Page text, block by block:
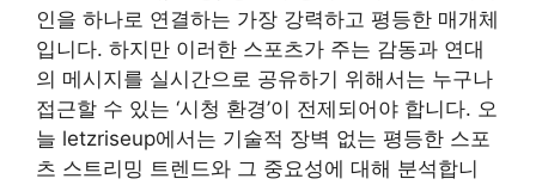
인을 하나로 연결하는 가장 강력하고 평등한 매개체
입니다. 하지만 이러한 스포츠가 주는 감동과 연대
의 메시지를 실시간으로 공유하기 위해서는 누구나
접근할 수 있는 ‘시청 환경’이 전제되어야 합니다. 오
늘 letzriseup에서는 기술적 장벽 없는 평등한 스포
츠 스트리밍 트렌드와 그 중요성에 대해 분석합니